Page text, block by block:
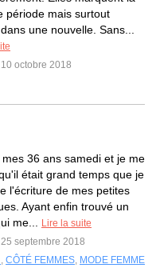
période mais surtout
une nouvelle. Sans...
octobre 2018
36 ans samedi et je me
était grand temps que je
l'écriture de mes petites
Ayant enfin trouvé un
me...
Lire la suite
septembre 2018
, CÔTÉ FEMMES, MODE FEMME